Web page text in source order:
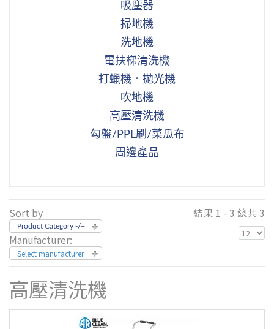
吸塵器
掃地機
洗地機
電扶梯清洗機
打蠟機．拋光機
吹地機
高壓清洗機
勾盤/PPL刷/菜瓜布
周邊產品
Sort by
Product Category -/+
Manufacturer:
Select manufacturer
結果 1 - 3 總共 3
高壓清洗機